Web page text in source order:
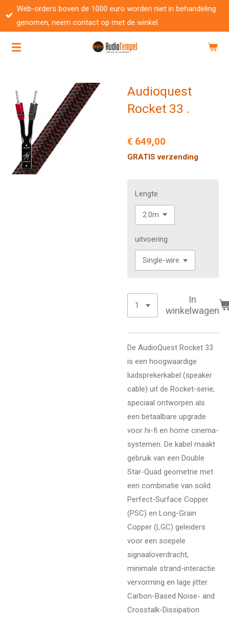
Ga
direct
de
Web-orders boven de 1000 euro worden niet in behandeling
genomen, neem contact op met de winkel.
Audioquest
Rocket 33 .
€ 649,00
GRATIS verzending
Lengte
uitvoering
In
winkelwagen
De AudioQuest Rocket 33
is een hoogwaardige
luidsprekerkabel (speaker
cable) uit de Rocket-serie,
speciaal ontworpen als
een betaalbare upgrade
voor hi-fi en home cinema-
systemen. De kabel maakt
gebruik van een Double
Star-Quad geometrie met
een combinatie van solid
Perfect-Surface Copper
(PSC) en Long-Grain
Copper (LGC) geleiders
voor een soepele
signaaloverdracht,
minimale strand-interactie
vervorming en lage jitter.
Carbon-Based Noise- and
Crosstalk-Dissipation